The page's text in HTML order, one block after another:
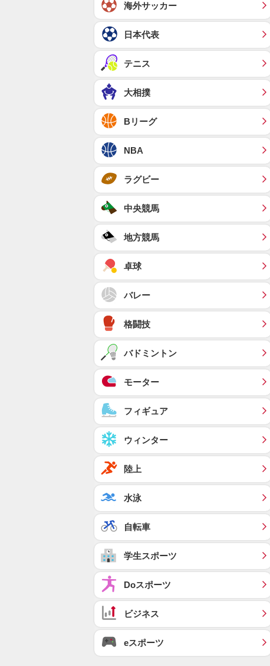
海外サッカー
日本代表
テニス
大相撲
Bリーグ
NBA
ラグビー
中央競馬
地方競馬
卓球
バレー
格闘技
バドミントン
モーター
フィギュア
ウィンター
陸上
水泳
自転車
学生スポーツ
Doスポーツ
ビジネス
eスポーツ